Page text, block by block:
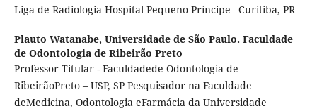
Liga de Radiologia Hospital Pequeno Príncipe– Curitiba, PR
Plauto Watanabe, Universidade de São Paulo. Faculdade
de Odontologia de Ribeirão Preto
Professor Titular - Faculdadede Odontologia de
RibeirãoPreto – USP, SP Pesquisador na Faculdade
deMedicina, Odontologia eFarmácia da Universidade